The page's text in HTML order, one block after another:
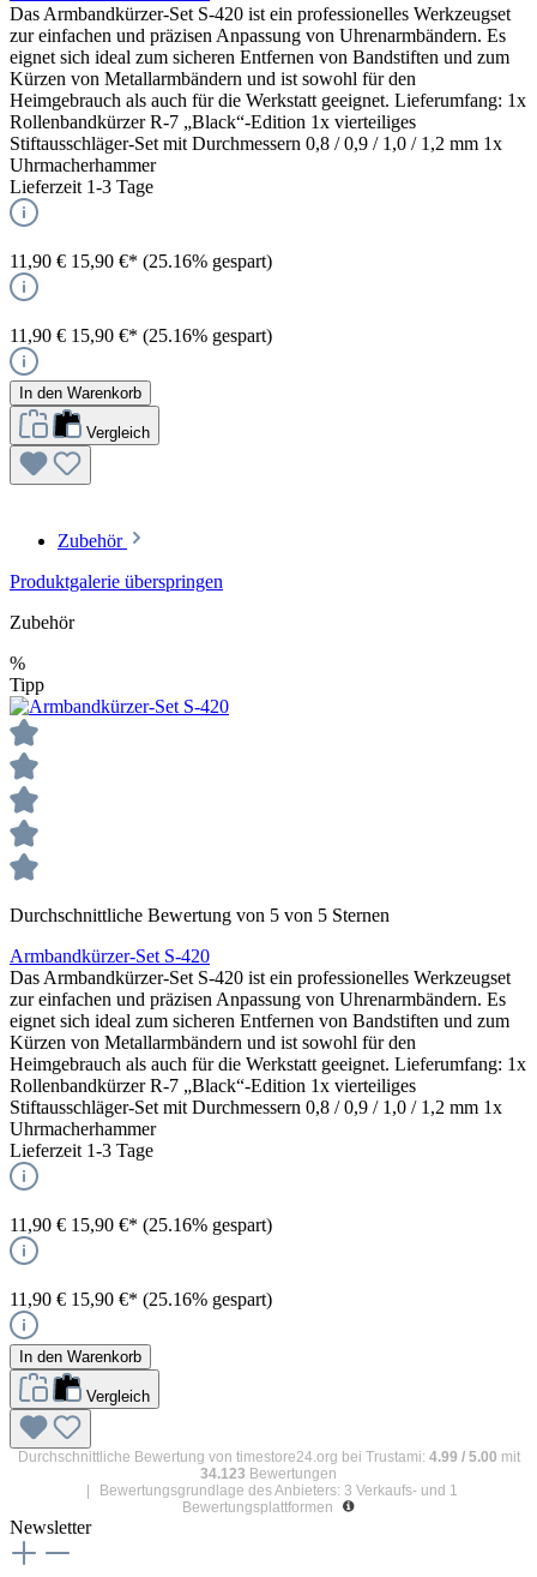
Das Armbandkürzer-Set S-420 ist ein professionelles Werkzeugset
zur einfachen und präzisen Anpassung von Uhrenarmbändern. Es
eignet sich ideal zum sicheren Entfernen von Bandstiften und zum
Kürzen von Metallarmbändern und ist sowohl für den
Heimgebrauch als auch für die Werkstatt geeignet. Lieferumfang: 1x
Rollenbandkürzer R-7 „Black“-Edition 1x vierteiliges
Stiftausschläger-Set mit Durchmessern 0,8 / 0,9 / 1,0 / 1,2 mm 1x
Uhrmacherhammer
Lieferzeit 1-3 Tage
11,90 € 15,90 €* (25.16% gespart)
11,90 € 15,90 €* (25.16% gespart)
In den Warenkorb
Vergleich
Zubehör
Produktgalerie überspringen
Zubehör
%
Tipp
Durchschnittliche Bewertung von 5 von 5 Sternen
Armbandkürzer-Set S-420
Das Armbandkürzer-Set S-420 ist ein professionelles Werkzeugset
zur einfachen und präzisen Anpassung von Uhrenarmbändern. Es
eignet sich ideal zum sicheren Entfernen von Bandstiften und zum
Kürzen von Metallarmbändern und ist sowohl für den
Heimgebrauch als auch für die Werkstatt geeignet. Lieferumfang: 1x
Rollenbandkürzer R-7 „Black“-Edition 1x vierteiliges
Stiftausschläger-Set mit Durchmessern 0,8 / 0,9 / 1,0 / 1,2 mm 1x
Uhrmacherhammer
Lieferzeit 1-3 Tage
11,90 € 15,90 €* (25.16% gespart)
11,90 € 15,90 €* (25.16% gespart)
In den Warenkorb
Vergleich
Durchschnittliche Bewertung von timestore24.org bei Trustami: 4.99 / 5.00 mit
34.123 Bewertungen
|
Bewertungsgrundlage des Anbieters: 3 Verkaufs- und 1
Bewertungsplattformen
Newsletter